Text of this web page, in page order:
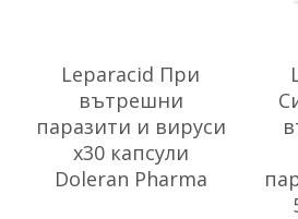
Leparacid При
вътрешни
паразити и вируси
х30 капсули
Doleran Pharma